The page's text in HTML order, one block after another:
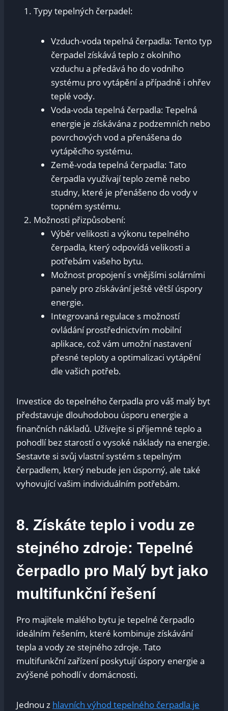
Typy tepelných čerpadel:
Vzduch-voda tepelná čerpadla: Tento typ
čerpadel získává teplo z okolního
vzduchu a předává ho do vodního
systému pro vytápění a případně i ohřev
teplé vody.
Voda-voda tepelná čerpadla: Tepelná
energie je získávána z podzemních nebo
povrchových vod a přenášena do
vytápěcího systému.
Země-voda tepelná čerpadla: Tato
čerpadla využívají teplo země nebo
studny, které je přenášeno do vody v
topném systému.
Možnosti přizpůsobení:
Výběr velikosti a výkonu tepelného
čerpadla, který odpovídá velikosti a
potřebám vašeho bytu.
Možnost propojení s vnějšími solárními
panely pro získávání ještě větší úspory
energie.
Integrovaná regulace s možností
ovládání prostřednictvím mobilní
aplikace, což vám umožní nastavení
přesné teploty a optimalizaci vytápění
dle vašich potřeb.
Investice do tepelného čerpadla pro váš malý byt
představuje dlouhodobou úsporu energie a
finančních nákladů. Užívejte si příjemné teplo a
pohodlí bez starostí o vysoké náklady na energie.
Sestavte si svůj vlastní systém s tepelným
čerpadlem, který nebude jen úsporný, ale také
vyhovující vašim individuálním potřebám.
8. Získáte teplo i vodu ze
stejného zdroje: Tepelné
čerpadlo pro Malý byt jako
multifunkční řešení
Pro majitele malého bytu je tepelné čerpadlo
ideálním řešením, které kombinuje získávání
tepla a vody ze stejného zdroje. Tato
multifunkční zařízení poskytují úspory energie a
zvýšené pohodlí v domácnosti.
Jednou z hlavních výhod tepelného čerpadla je